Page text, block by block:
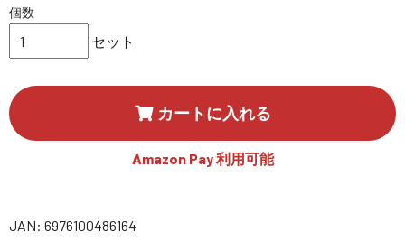
SEKIDO
個数
セット
カートに入れる
Amazon Pay 利用可能
JAN: 6976100486164